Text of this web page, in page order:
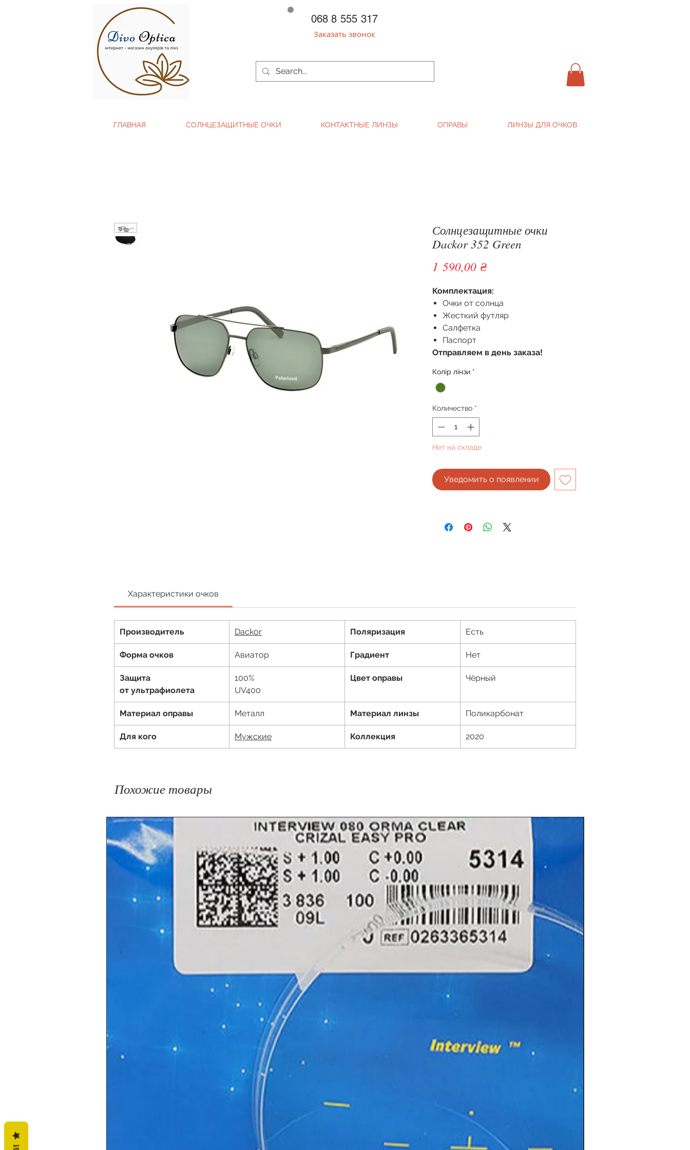
068 8 555 317
Заказать звонок
ГЛАВНАЯ СОЛНЦЕЗАЩИТНЫЕ ОЧКИ КОНТАКТНЫЕ ЛИНЗЫ ОПРАВЫ ЛИНЗЫ ДЛЯ ОЧКОВ
Солнцезащитные очки
Dackor 352 Green
1 590,00 ₴Цена
Комплектация:
Очки от солнца
Жесткий футляр
Салфетка
Паспорт
Отправляем в день заказа!
Колір лінзи *
Количество *
Нет на складе
Уведомить о появлении
Характеристики очков
Производитель Dackor Поляризация Есть
Форма очков Авиатор Градиент Нет
Защита
от ультрафиолета
100%
UV400
Цвет оправы Чёрный
Материал оправы Металл Материал линзы Поликарбонат
Для кого Мужские Коллекция 2020
Похожие товары